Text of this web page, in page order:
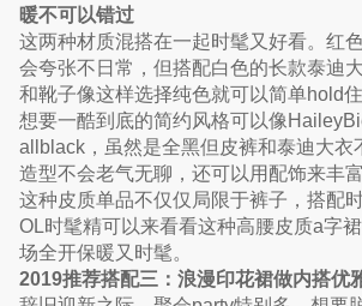
暖不可以错过
这两种材质混搭在一起时髦又好看。红
会夸张不日常，但搭配白色的长款泰迪
和靴子像这样选择纯色就可以简单hold住
想要一酷到底的简约风格可以像
allblack，虽然是全黑但皮裤和泰迪大衣
造型不会老气无聊，还可以用配饰来丰富
这种皮质单品不仅仅局限于裤子，搭配
OL时髦精可以来看看这种高腰皮质a字
场全开保暖又时髦。
2019推荐搭配三：浪漫印花裙做内搭优